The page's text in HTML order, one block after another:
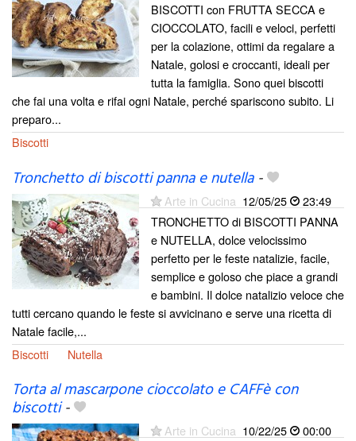
BISCOTTI con FRUTTA SECCA e
CIOCCOLATO, facili e veloci, perfetti
per la colazione, ottimi da regalare a
Natale, golosi e croccanti, ideali per
tutta la famiglia. Sono quei biscotti
che fai una volta e rifai ogni Natale, perché spariscono subito. Li
preparo...
Biscotti
Tronchetto di biscotti panna e nutella-
Arte in Cucina 12/05/25
23:49
TRONCHETTO di BISCOTTI PANNA
e NUTELLA, dolce velocissimo
perfetto per le feste natalizie, facile,
semplice e goloso che piace a grandi
e bambini. Il dolce natalizio veloce che
tutti cercano quando le feste si avvicinano e serve una ricetta di
Natale facile,...
Biscotti
Nutella
Torta al mascarpone cioccolato e CAFFè con
biscotti-
Arte in Cucina 10/22/25
00:00